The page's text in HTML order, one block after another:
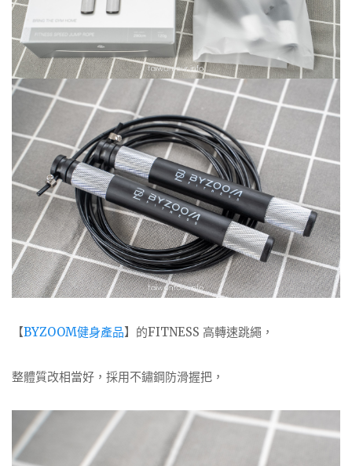
【BYZOOM健身產品】的FITNESS 高轉速跳繩，
整體質改相當好，採用不鏽鋼防滑握把，